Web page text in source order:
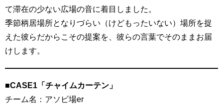
て滞在の少ない広場の音に着目しました。
季節柄居場所となりづらい（けどもったいない）場所を捉
えた彼らだからこその提案を、彼らの言葉でそのままお届
けします。
■CASE1「チャイムカーテン」
チーム名：アソビ場er